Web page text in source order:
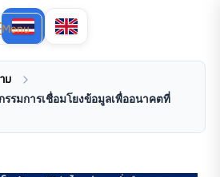
Menu
ม
รมการเชื่อมโยงข้อมูลเพื่ออนาคตที่